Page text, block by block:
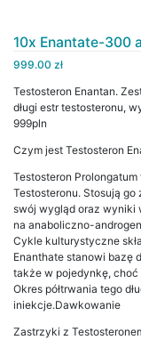
10x Enantate-300
999.00 zł
Testosteron Enantan.
długi estr testosteronu,
999pln
Czym jest Testosteron
Testosteron
Testosteronu. Stosują
swój wygląd oraz wyniki
na anaboliczno-
Cykle kulturystyczne
Enanthate stanowi bazę
także w pojedynkę,
Okres półtrwania tego
iniekcje.Dawkowanie
Zastrzyki z